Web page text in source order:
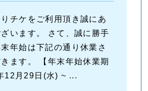
チケをご利用頂き誠にあ
います。 さて、誠に勝手
年始は下記の通り休業さ
ます。 【年末年始休業期
12月29日(水) ~ ...